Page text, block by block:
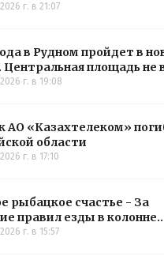
г. в 21:07
в Рудном пройдет в
Центральная площадь не
г. в 19:08
АО «Казахтелеком»
области
г. в 17:10
рыбацкое счастье - За
правил езды в колонне
участников
г. в 15:57